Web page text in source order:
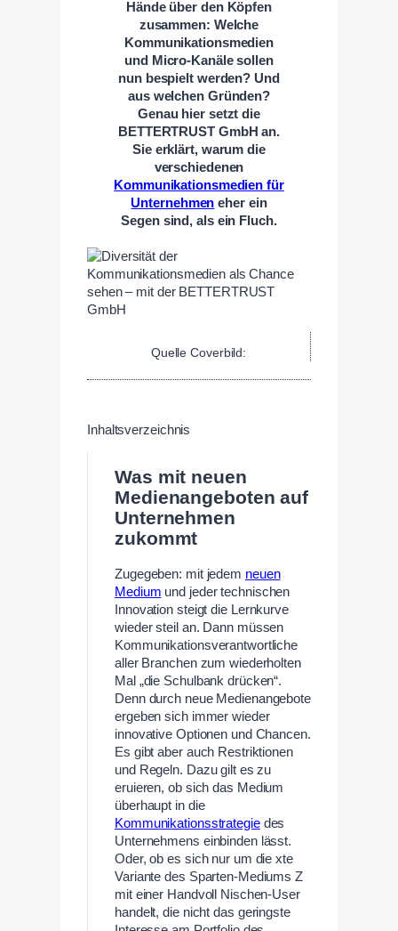
Hände über den Köpfen
zusammen: Welche
Kommunikationsmedien
und Micro-Kanäle sollen
nun bespielt werden? Und
aus welchen Gründen?
Genau hier setzt die
BETTERTRUST GmbH an.
Sie erklärt, warum die
verschiedenen
Kommunikationsmedien für
Unternehmen eher ein
Segen sind, als ein Fluch.
Quelle Coverbild:
Inhaltsverzeichnis
Was mit neuen
Medienangeboten auf
Unternehmen
zukommt
Zugegeben: mit jedem neuen
Medium und jeder technischen
Innovation steigt die Lernkurve
wieder steil an. Dann müssen
Kommunikationsverantwortliche
aller Branchen zum wiederholten
Mal „die Schulbank drücken“.
Denn durch neue Medienangebote
ergeben sich immer wieder
innovative Optionen und Chancen.
Es gibt aber auch Restriktionen
und Regeln. Dazu gilt es zu
eruieren, ob sich das Medium
überhaupt in die
Kommunikationsstrategiedes
Unternehmens einbinden lässt.
Oder, ob es sich nur um die xte
Variante des Sparten-Mediums Z
mit einer Handvoll Nischen-User
handelt, die nicht das geringste